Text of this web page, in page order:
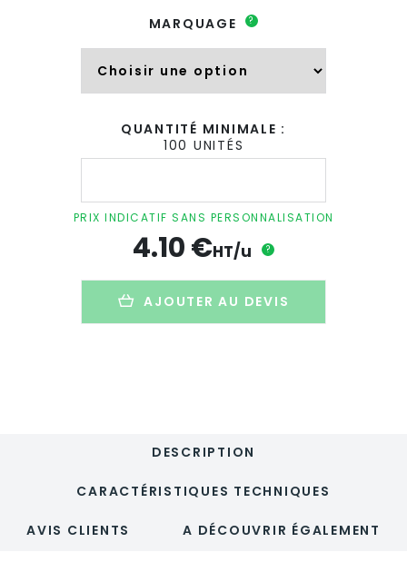
MARQUAGE ?
QUANTITÉ MINIMALE :
100 UNITÉS
quantité
ruban
rond
personnalisé
5m
PRIX INDICATIF SANS PERSONNALISATION
4.10€HT/u ?
AJOUTER AU DEVIS
DESCRIPTION
CARACTÉRISTIQUES TECHNIQUES
AVIS CLIENTS A DÉCOUVRIR ÉGALEMENT